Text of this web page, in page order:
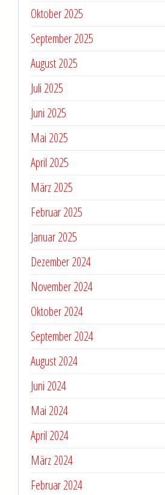
Oktober 2025
September 2025
August 2025
Juli 2025
Juni 2025
Mai 2025
April 2025
März 2025
Februar 2025
Januar 2025
Dezember 2024
November 2024
Oktober 2024
September 2024
August 2024
Juni 2024
Mai 2024
April 2024
März 2024
Februar 2024